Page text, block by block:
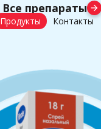
Все препараты arrow_forward
Продукты Контакты